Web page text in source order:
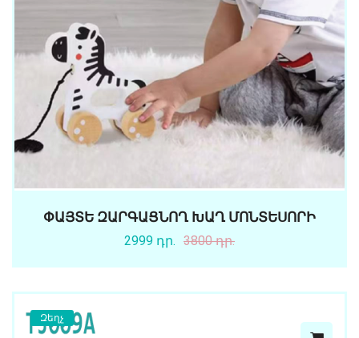
ՓԱՅՏԵ ԶԱՐԳԱՑՆՈՂ ԽԱՂ ՄՈՆՏԵՍՈՐԻ
2999 դր. 3800 դր.
Զեղչ